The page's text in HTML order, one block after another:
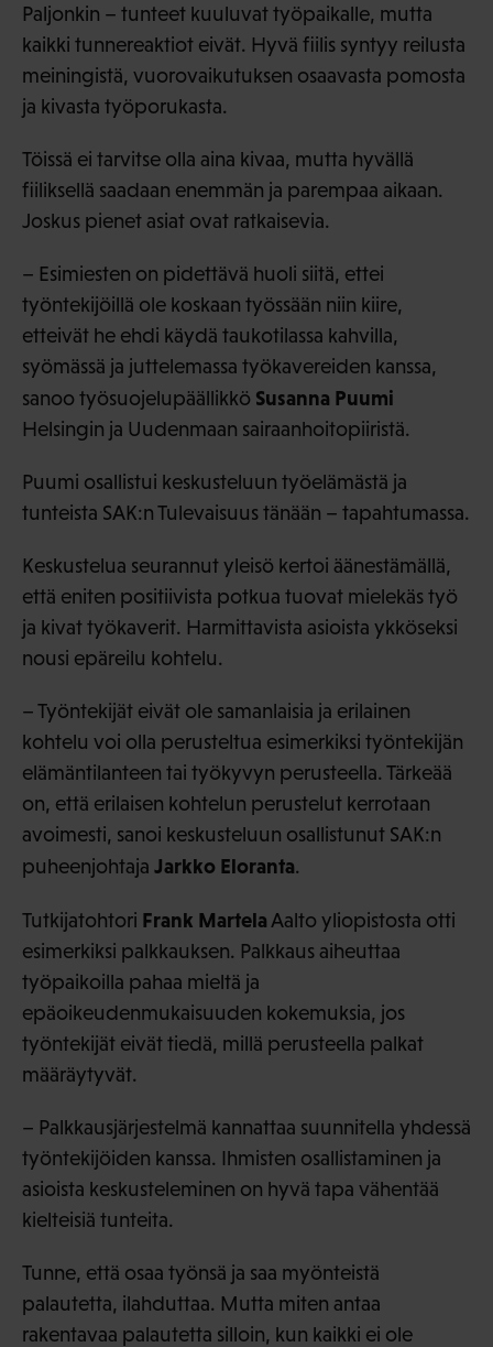
Paljonkin – tunteet kuuluvat työpaikalle, mutta
kaikki tunnereaktiot eivät. Hyvä fiilis syntyy reilusta
meiningistä, vuorovaikutuksen osaavasta pomosta
ja kivasta työporukasta.
Töissä ei tarvitse olla aina kivaa, mutta hyvällä
fiiliksellä saadaan enemmän ja parempaa aikaan.
Joskus pienet asiat ovat ratkaisevia.
– Esimiesten on pidettävä huoli siitä, ettei
työntekijöillä ole koskaan työssään niin kiire,
etteivät he ehdi käydä taukotilassa kahvilla,
syömässä ja juttelemassa työkavereiden kanssa,
sanoo työsuojelupäällikkö Susanna Puumi
Helsingin ja Uudenmaan sairaanhoitopiiristä.
Puumi osallistui keskusteluun työelämästä ja
tunteista SAK:n Tulevaisuus tänään – tapahtumassa.
Keskustelua seurannut yleisö kertoi äänestämällä,
että eniten positiivista potkua tuovat mielekäs työ
ja kivat työkaverit. Harmittavista asioista ykköseksi
nousi epäreilu kohtelu.
– Työntekijät eivät ole samanlaisia ja erilainen
kohtelu voi olla perusteltua esimerkiksi työntekijän
elämäntilanteen tai työkyvyn perusteella. Tärkeää
on, että erilaisen kohtelun perustelut kerrotaan
avoimesti, sanoi keskusteluun osallistunut SAK:n
puheenjohtaja Jarkko Eloranta.
Tutkijatohtori Frank Martela Aalto yliopistosta otti
esimerkiksi palkkauksen. Palkkaus aiheuttaa
työpaikoilla pahaa mieltä ja
epäoikeudenmukaisuuden kokemuksia, jos
työntekijät eivät tiedä, millä perusteella palkat
määräytyvät.
– Palkkausjärjestelmä kannattaa suunnitella yhdessä
työntekijöiden kanssa. Ihmisten osallistaminen ja
asioista keskusteleminen on hyvä tapa vähentää
kielteisiä tunteita.
Tunne, että osaa työnsä ja saa myönteistä
palautetta, ilahduttaa. Mutta miten antaa
rakentavaa palautetta silloin, kun kaikki ei ole